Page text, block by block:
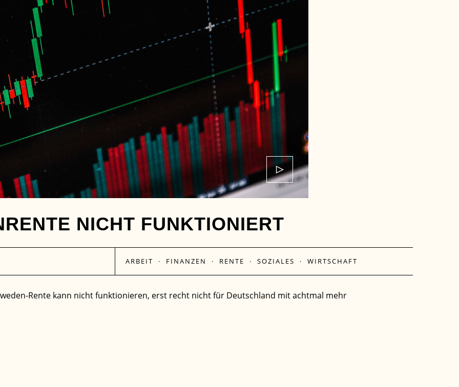
NICHT FUNKTIONIERT
ARBEIT · FINANZEN · RENTE · SOZIALES · WIRTSCHAFT
Rente kann nicht funktionieren, erst recht nicht für Deutschland mit achtmal mehr